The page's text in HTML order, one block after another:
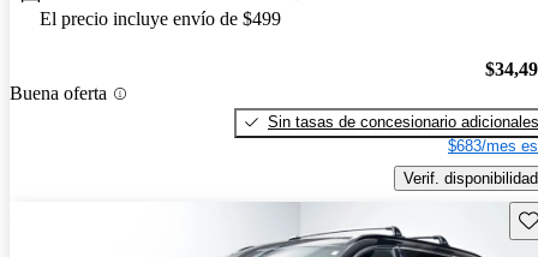
El precio incluye envío de $499
Buena oferta
Sin tasas de concesionario adicionales
$683/mes
Verif. disponibilidad